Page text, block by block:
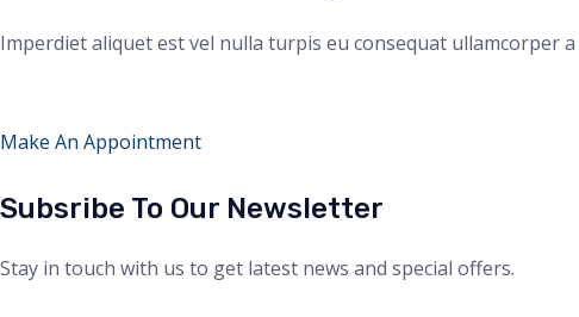
Imperdiet aliquet est vel nulla turpis eu consequat ullamcorper
Make An Appointment
Subsribe To Our Newsletter
Stay in touch with us to get latest news and special offers.